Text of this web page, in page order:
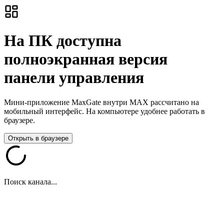
На ПК доступна
полноэкранная версия
панели управления
Мини-приложение MaxGate внутри MAX рассчитано на
мобильный интерфейс. На компьютере удобнее работать в
браузере.
Открыть в браузере
Поиск канала...